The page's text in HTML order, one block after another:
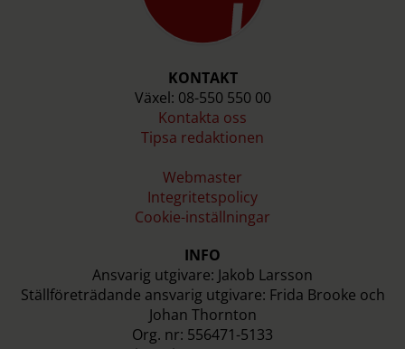
KONTAKT
Växel: 08-550 550 00
Kontakta oss
Tipsa redaktionen
Webmaster
Integritetspolicy
Cookie-inställningar
INFO
Ansvarig utgivare: Jakob Larsson
Ställföreträdande ansvarig utgivare: Frida Brooke och
Johan Thornton
Org. nr: 556471-5133